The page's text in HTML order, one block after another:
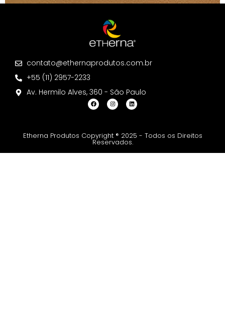
contato@ethernaprodutos.com.br
+55 (11) 2957-2233
Av. Hermilo Alves, 360 - São Paulo
Etherna Produtos Copyright ® 2025 - Todos os Direitos
Reservados.